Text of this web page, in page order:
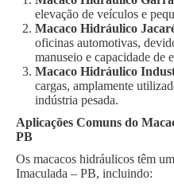
elevação de veículos e
Macaco Hidráulico
oficinas automotivas,
manuseio e capacidade de
Macaco Hidráulico
cargas, amplamente
indústria pesada.
Aplicações Comuns do
PB
Os macacos hidráulicos têm
Imaculada – PB, incluindo: